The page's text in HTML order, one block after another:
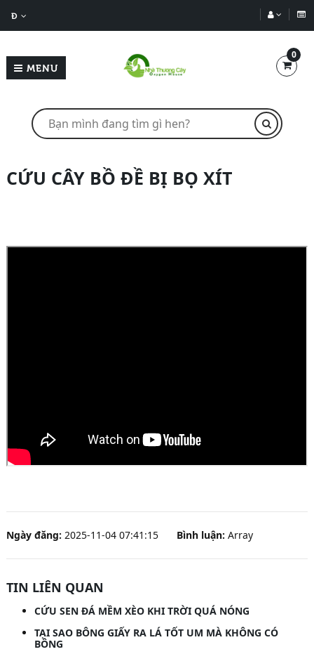
Đ
MENU
0
CỨU CÂY BỒ ĐỀ BỊ BỌ XÍT
Ngày đăng: 2025-11-04 07:41:15 Bình luận: Array
TIN LIÊN QUAN
CỨU SEN ĐÁ MỀM XÈO KHI TRỜI QUÁ NÓNG
TẠI SAO BÔNG GIẤY RA LÁ TỐT UM MÀ KHÔNG CÓ
BÔNG